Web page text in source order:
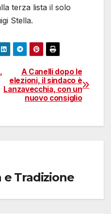
terza lista il solo
Stella.
A Canelli dopo le
elezioni, il sindaco è
Lanzavecchia, con un
nuovo consiglio
e Tradizione